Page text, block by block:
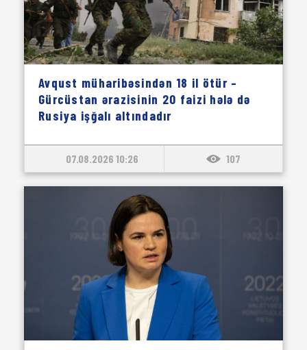
Avqust müharibəsindən 18 il ötür –
Gürcüstan ərazisinin 20 faizi hələ də
Rusiya işğalı altındadır
07.08.2026 10:26 107